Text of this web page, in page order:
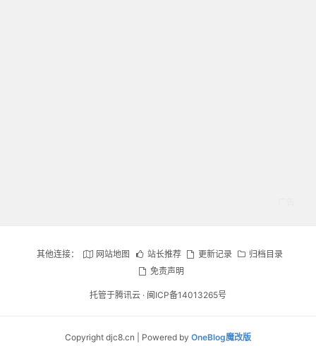
其他连接： 网站地图 站长推荐 更新记录
归档目录
免责声明
托管于腾讯云 · 闽ICP备14013265号
Copyright djc8.cn | Powered by OneBlog魔改版